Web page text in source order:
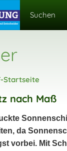
Suchen
Startseite
nach Maß
da
vorbei. Mit